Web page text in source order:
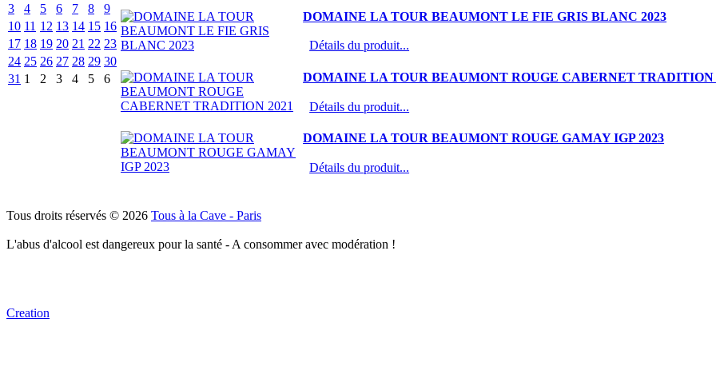
3
4 5 6 7 8
9
10 11 12 13 14 15 16
17 18 19 20 21 22 23
24 25 26 27 28 29 30
31 1 2 3 4 5 6
DOMAINE LA TOUR BEAUMONT LE FIE GRIS BLANC 2023
Détails du produit...
DOMAINE LA TOUR BEAUMONT ROUGE CABERNET TRADITION
Détails du produit...
DOMAINE LA TOUR BEAUMONT ROUGE GAMAY IGP 2023
Détails du produit...
Tous droits réservés © 2026 Tous à la Cave - Paris
L'abus d'alcool est dangereux pour la santé - A consommer avec modération !
Creation